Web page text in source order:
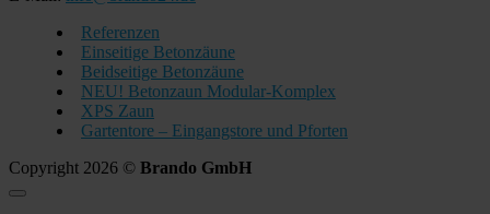
Referenzen
Einseitige Betonzäune
Beidseitige Betonzäune
NEU! Betonzaun Modular-Komplex
XPS Zaun
Gartentore – Eingangstore und Pforten
Copyright 2026 © Brando GmbH